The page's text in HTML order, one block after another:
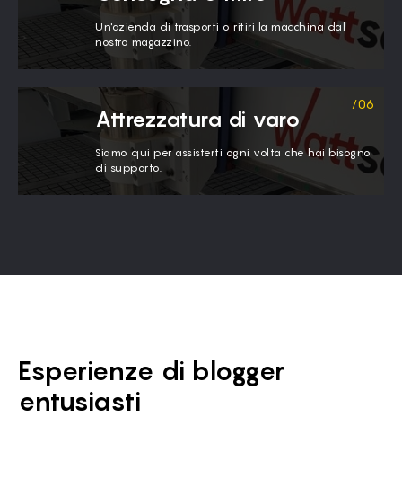
Un'azienda di trasporti o ritiri la macchina dal
nostro magazzino.
Attrezzatura di varo
Siamo qui per assisterti ogni volta che hai bisogno
di supporto.
Esperienze di blogger
entusiasti